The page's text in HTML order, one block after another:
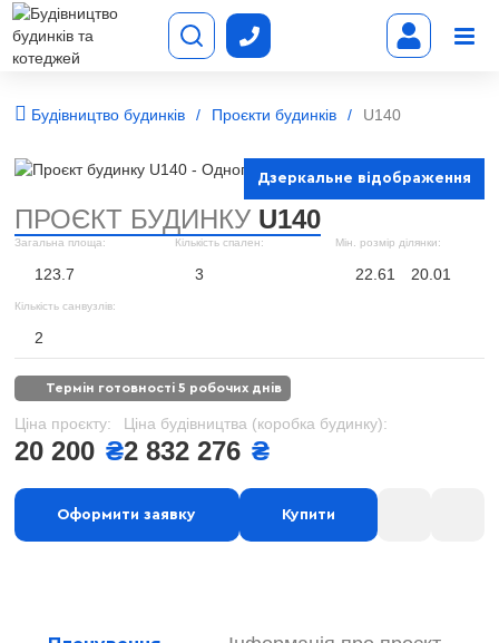
Будівництво будинків Проєкти будинків U140
Дзеркальне відображення
ПРОЄКТ БУДИНКУ U140
Загальна площа:
123.7
Кількість спален:
3
Мін. розмір ділянки:
22.61 20.01
Кількість санвузлів:
2
термін готовності 5 робочих днів
Ціна проєкту:
20 200 ₴
Ціна будівництва (коробка будинку):
2 832 276 ₴
Оформити заявку Купити